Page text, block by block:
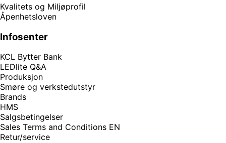
Kvalitets og Miljøprofil
Åpenhetsloven
Infosenter
KCL Bytter Bank
LEDlite Q&A
Produksjon
Smøre og verkstedutstyr
Brands
HMS
Salgsbetingelser
Sales Terms and Conditions EN
Retur/service